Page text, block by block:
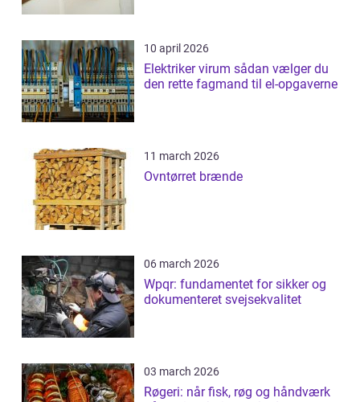
10 april 2026
Elektriker virum sådan vælger du
den rette fagmand til el-opgaverne
11 march 2026
Ovntørret brænde
06 march 2026
Wpqr: fundamentet for sikker og
dokumenteret svejsekvalitet
03 march 2026
Røgeri: når fisk, røg og håndværk